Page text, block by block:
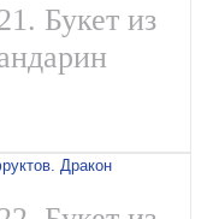
Букет из